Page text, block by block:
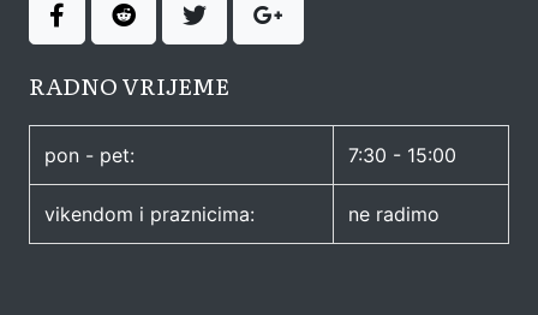
RADNO VRIJEME
pon - pet: 7:30 - 15:00
vikendom i praznicima: ne radimo